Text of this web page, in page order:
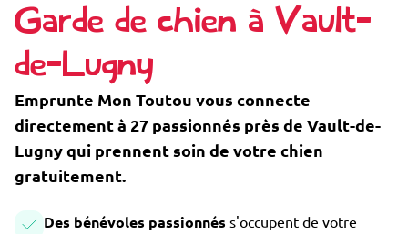
Garde de chien à Vault-
de-Lugny
Emprunte Mon Toutou vous connecte
directement à 27 passionnés près de Vault-de-
Lugny qui prennent soin de votre chien
gratuitement.
Des bénévoles passionnés s'occupent de votre